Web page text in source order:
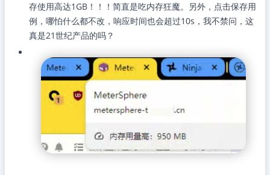
存使用高达1GB！！！简直是吃内存狂魔。另外，点击保存用
例，哪怕什么都不改，响应时间也会超过10s，我不禁问，这
真是21世纪产品的吗？